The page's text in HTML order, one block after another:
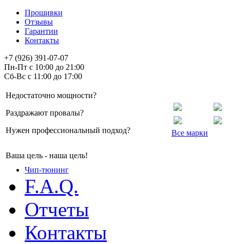
Прошивки
Отзывы
Гарантии
Контакты
+7 (926) 391-07-07
Пн-Пт с 10:00 до 21:00
Сб-Вс с 11:00 до 17:00
Недостаточно мощности?
Раздражают провалы?
Нужен профессиональный подход?
Ваша цель - наша цель!
Все марки
Чип-тюнинг
F.A.Q.
Отчеты
Контакты